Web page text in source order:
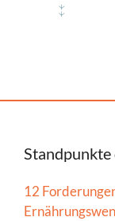
Standpunkte
12